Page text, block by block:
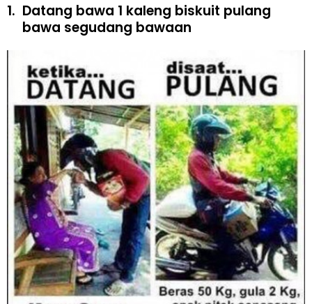
1. Datang bawa 1 kaleng biskuit pulang
bawa segudang bawaan